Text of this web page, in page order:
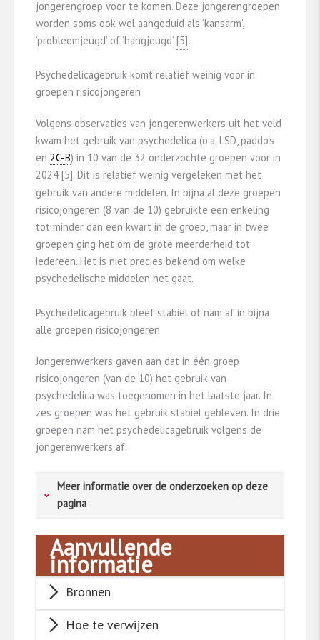
jongerengroep voor te komen. Deze jongerengroepen
worden soms ook wel aangeduid als ‘kansarm’,
‘probleemjeugd’ of ‘hangjeugd’ ​[5]​.
Psychedelicagebruik komt relatief weinig voor in
groepen risicojongeren
Volgens observaties van jongerenwerkers uit het veld
kwam het gebruik van psychedelica (o.a. LSD, paddo’s
en 2C-B) in 10 van de 32 onderzochte groepen voor in
2024 ​[5]​. Dit is relatief weinig vergeleken met het
gebruik van andere middelen. In bijna al deze groepen
risicojongeren (8 van de 10) gebruikte een enkeling
tot minder dan een kwart in de groep, maar in twee
groepen ging het om de grote meerderheid tot
iedereen. Het is niet precies bekend om welke
psychedelische middelen het gaat.
Psychedelicagebruik bleef stabiel of nam af in bijna
alle groepen risicojongeren
Jongerenwerkers gaven aan dat in één groep
risicojongeren (van de 10) het gebruik van
psychedelica was toegenomen in het laatste jaar. In
zes groepen was het gebruik stabiel gebleven. In drie
groepen nam het psychedelicagebruik volgens de
jongerenwerkers af.
Meer informatie over de onderzoeken op deze
pagina
Jongeren in praktijk- en speciaal onderwijs
Het EXPLORE-onderzoek is een landelijk
onderzoek naar het middelengebruik onder
jongeren in verschillende kwetsbare groepen.
In 2019 werd in EXPLORE met een vragenlijst
Aanvullende
informatie
Bronnen
Hoe te verwijzen